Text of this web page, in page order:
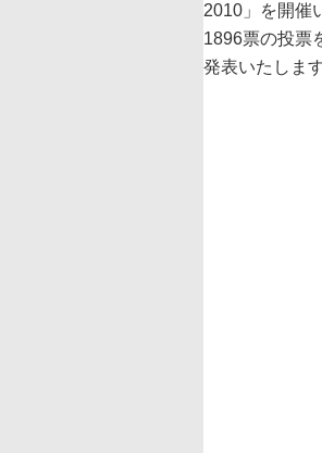
2010」を開催
1896票の投票
発表いたします